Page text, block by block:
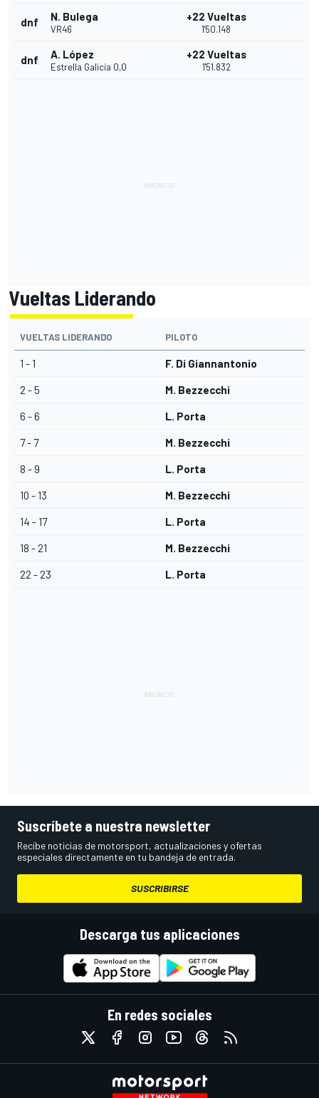
dnf N. Bulega
VR46
+22 Vueltas
1'50.148
dnf A. López
Estrella Galicia 0,0
+22 Vueltas
1'51.832
Vueltas Liderando
VUELTAS LIDERANDO PILOTO
1 - 1 F. Di Giannantonio
2 - 5 M. Bezzecchi
6 - 6 L. Porta
7 - 7 M. Bezzecchi
8 - 9 L. Porta
10 - 13 M. Bezzecchi
14 - 17 L. Porta
18 - 21 M. Bezzecchi
22 - 23 L. Porta
Suscríbete a nuestra newsletter
Recibe noticias de motorsport, actualizaciones y ofertas
especiales directamente en tu bandeja de entrada.
SUSCRIBIRSE
Descarga tus aplicaciones
En redes sociales